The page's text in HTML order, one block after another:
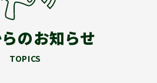
のお知らせ
TOPICS